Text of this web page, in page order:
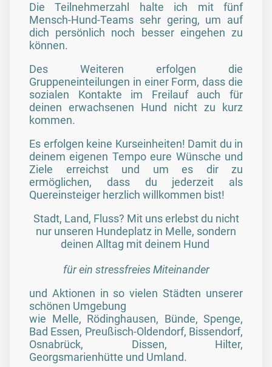
Die Teilnehmerzahl halte ich mit fünf
Mensch-Hund-Teams sehr gering, um auf
dich persönlich noch besser eingehen zu
können.
Des Weiteren erfolgen die
Gruppeneinteilungen in einer Form, dass die
sozialen Kontakte im Freilauf auch für
deinen erwachsenen Hund nicht zu kurz
kommen.
Es erfolgen keine Kurseinheiten! Damit du in
deinem eigenen Tempo eure Wünsche und
Ziele erreichst und um es dir zu
ermöglichen, dass du jederzeit als
Quereinsteiger herzlich willkommen bist!
Stadt, Land, Fluss? Mit uns erlebst du nicht
nur unseren Hundeplatz in Melle, sondern
deinen Alltag mit deinem Hund
für ein stressfreies Miteinander
und Aktionen in so vielen Städten unserer
schönen Umgebung
wie Melle, Rödinghausen, Bünde, Spenge,
Bad Essen, Preußisch-Oldendorf, Bissendorf,
Osnabrück, Dissen, Hilter,
Georgsmarienhütte und Umland.